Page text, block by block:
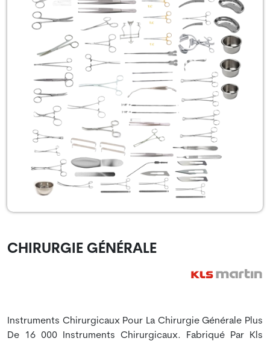
CHIRURGIE GÉNÉRALE
Instruments Chirurgicaux Pour La Chirurgie Générale Plus
De 16 000 Instruments Chirurgicaux. Fabriqué Par Kls